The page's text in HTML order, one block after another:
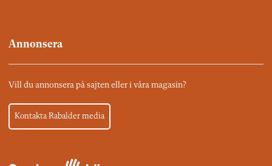
Annonsera
Vill du annonsera på sajten eller i våra magasin?
Kontakta Rabalder media